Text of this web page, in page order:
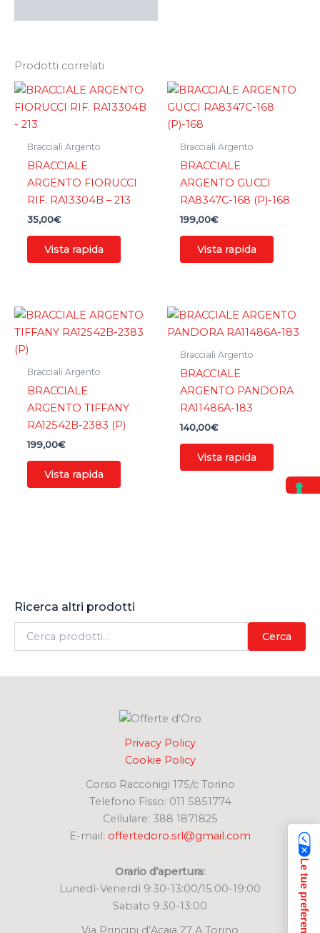
Ricerca altri prodotti
Cerca
Prodotti correlati
Bracciali Argento
BRACCIALE
ARGENTO FIORUCCI
RIF. RA13304B – 213
35,00€
Vista rapida
Bracciali Argento
BRACCIALE
ARGENTO GUCCI
RA8347C-168 (P)-168
199,00€
Vista rapida
Bracciali Argento
BRACCIALE
ARGENTO TIFFANY
RA12542B-2383 (P)
199,00€
Vista rapida
Bracciali Argento
BRACCIALE
ARGENTO PANDORA
RA11486A-183
140,00€
Vista rapida
Privacy Policy
Cookie Policy
Corso Racconigi 175/c Torino
Telefono Fisso: 011 5851774
Cellulare: 388 1871825
E-mail: offertedoro.srl@gmail.com
Orario d’apertura:
Lunedì-Venerdì 9:30-13:00/15:00-19:00
Sabato 9:30-13:00
Via Principi d’Acaja 27 A Torino